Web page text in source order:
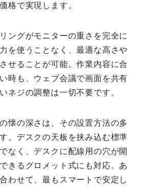
格で実現します。
ングがモニターの重さを完全に
を使うことなく、最適な高さや
せることが可能。作業内容に合
時も、ウェブ会議で画面を共有
ネジの調整は一切不要です。
懐の深さは、その設置方法の多
。デスクの天板を挟み込む標準
なく、デスクに配線用の穴が開
きるグロメット式にも対応。あ
わせて、最もスマートで安定し